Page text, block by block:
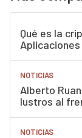
Qué es la
Aplicaciones
NOTICIAS
Alberto
lustros al
NOTICIAS